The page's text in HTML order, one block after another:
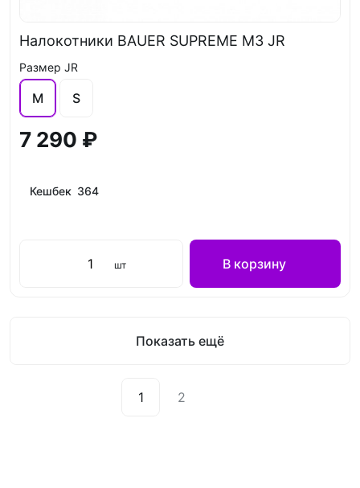
Налокотники BAUER SUPREME M3 JR
Размер JR
M S
7 290 ₽
Кешбек 364
шт В корзину
Показать ещё
1 2